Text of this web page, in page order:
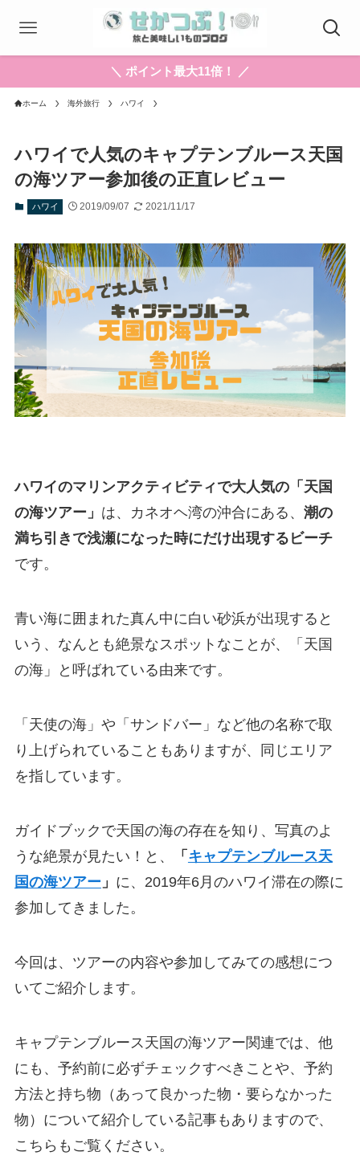
＼ ポイント最大11倍！ ／
ホーム 海外旅行 ハワイ
ハワイで人気のキャプテンブルース天国
の海ツアー参加後の正直レビュー
ハワイ 2019/09/07 2021/11/17
ハワイのマリンアクティビティで大人気の「天国
の海ツアー」 は、カネオヘ湾の沖合にある、 潮の
満ち引きで浅瀬になった時にだけ出現するビーチ
です。
青い海に囲まれた真ん中に白い砂浜が出現すると
いう、なんとも絶景なスポットなことが、「天国
の海」と呼ばれている由来です。
「天使の海」や「サンドバー」など他の名称で取
り上げられていることもありますが、同じエリア
を指しています。
ガイドブックで天国の海の存在を知り、写真のよ
うな絶景が見たい！と、
「 キャプテンブルース天
国の海ツアー」 に、2019年6月のハワイ滞在の際に
参加してきました。
今回は、ツアーの内容や参加してみての感想につ
いてご紹介します。
キャプテンブルース天国の海ツアー関連では、他
にも、予約前に必ずチェックすべきことや、予約
方法と持ち物（あって良かった物・要らなかった
物）について紹介している記事もありますので、
こちらもご覧ください。